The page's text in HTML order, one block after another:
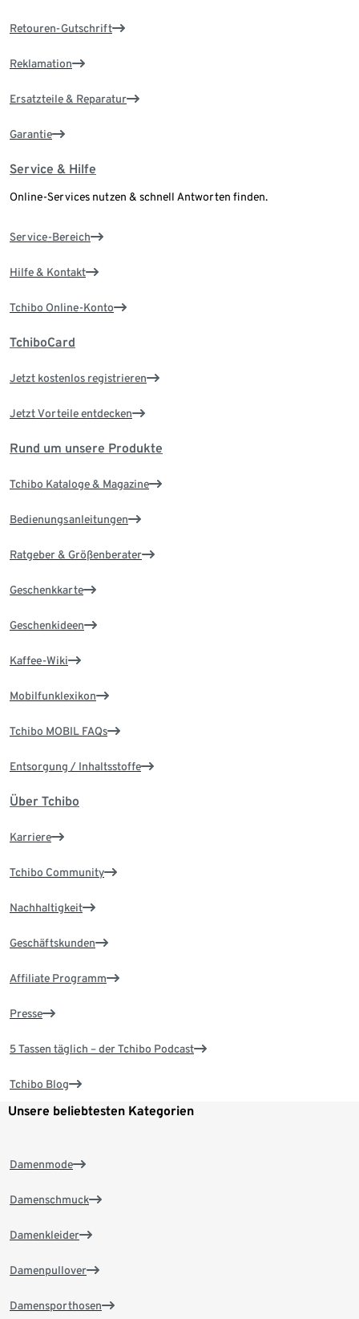
Retouren-Gutschrift
Reklamation
Ersatzteile & Reparatur
Garantie
Service & Hilfe
Online-Services nutzen & schnell Antworten finden.
Service-Bereich
Hilfe & Kontakt
Tchibo Online-Konto
TchiboCard
Jetzt kostenlos registrieren
Jetzt Vorteile entdecken
Rund um unsere Produkte
Tchibo Kataloge & Magazine
Bedienungsanleitungen
Ratgeber & Größenberater
Geschenkkarte
Geschenkideen
Kaffee-Wiki
Mobilfunklexikon
Tchibo MOBIL FAQs
Entsorgung / Inhaltsstoffe
Über Tchibo
Karriere
Tchibo Community
Nachhaltigkeit
Geschäftskunden
Affiliate Programm
Presse
5 Tassen täglich – der Tchibo Podcast
Tchibo Blog
Unsere beliebtesten Kategorien
Damenmode
Damenschmuck
Damenkleider
Damenpullover
Damensporthosen